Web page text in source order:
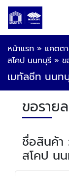
หน้าแรก » แคตต
สโคป นนทบุรี » ข
เมทัลชีท นนท
ขอราย
ชื่อสินค้า
สโคป น